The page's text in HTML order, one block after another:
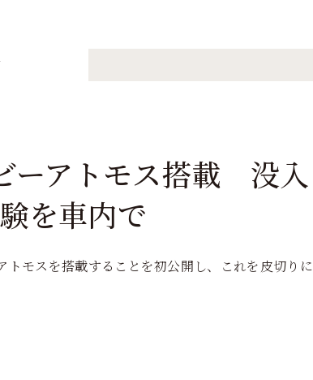
ーアトモス搭載 没入
を車内で
モスを搭載することを初公開し、これを皮切りに